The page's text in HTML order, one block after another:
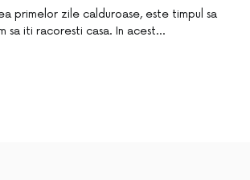
primelor zile calduroase, este timpul sa
sa iti racoresti casa. In acest…